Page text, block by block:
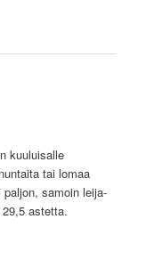
kuuluisalle
tai lomaa
samoin leija-
astetta.